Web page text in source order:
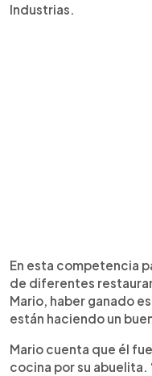
En esta competencia
de diferentes
Mario, haber ganado
están haciendo un
Mario cuenta que él
cocina por su abuelita.